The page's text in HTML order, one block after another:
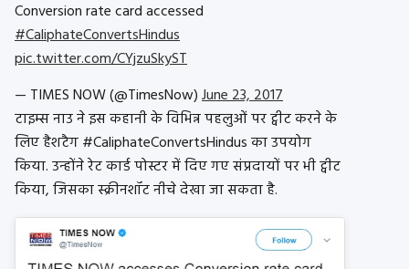
Conversion rate card accessed
#CaliphateConvertsHindus
pic.twitter.com/CYjzuSkyST
— TIMES NOW (@TimesNow)June 23, 2017
टाइम्स नाउ ने इस कहानी के विभिन्न पहलुओं पर ट्वीट करने के
लिए हैशटैग #CaliphateConvertsHindus का उपयोग
किया. उन्होंने रेट कार्ड पोस्टर में दिए गए संप्रदायों पर भी ट्वीट
किया, जिसका स्क्रीनशॉट नीचे देखा जा सकता है.